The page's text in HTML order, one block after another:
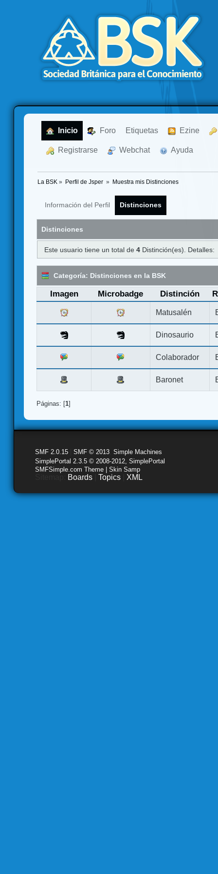
Inicio Foro Etiquetas Ezine
Registrarse Webchat Ayuda
La BSK » Perfil de Jsper » Muestra mis Distinciones
Información del Perfil Distinciones
Distinciones
Este usuario tiene un total de4 Distinción(es). Detalles:
Categoría: Distinciones en la BSK
Imagen Microbadge Distinción
Matusalén
Dinosaurio
Colaborador
Baronet
Páginas: [1]
SMF 2.0.15 SMF © 2013 Simple Machines
SimplePortal 2.3.5 © 2008-2012, SimplePortal
SMFSimple.com Theme | Skin Samp
Boards Topics XML